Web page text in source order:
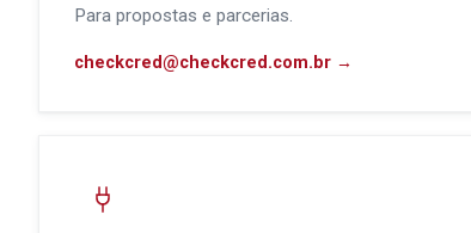
Para propostas e parcerias.
checkcred@checkcred.com.br →